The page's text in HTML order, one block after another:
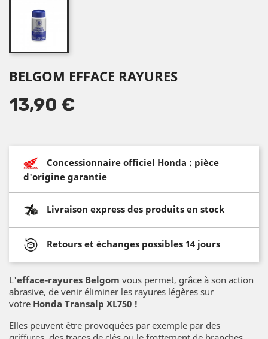
BELGOM EFFACE RAYURES
13,90 €
Concessionnaire officiel Honda : pièce
d'origine garantie
Livraison express des produits en stock
Retours et échanges possibles 14 jours
L'efface-rayures Belgom vous permet, grâce à son action
abrasive, de venir éliminer les rayures légères sur
votre Honda Transalp XL750 !
Elles peuvent être provoquées par exemple par des